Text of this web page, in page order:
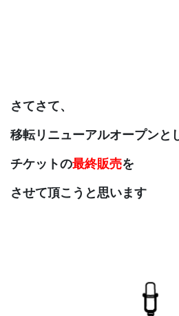
さてさて、
移転リニューアルオープンと
チケットの最終販売を
させて頂こうと思います